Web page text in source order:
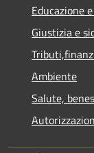
Educazione
Giustizia e
Ambiente
Salute,